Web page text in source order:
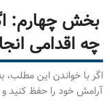
بخش چهارم:
چه اقدامی
اگر با خواندن این
آرامش خود را حفظ کنید و